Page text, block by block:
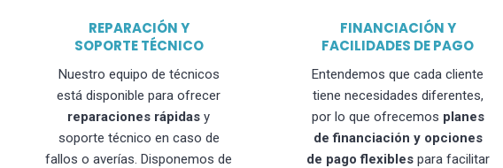
REPARACIÓN Y
SOPORTE TÉCNICO
Nuestro equipo de técnicos
está disponible para ofrecer
reparaciones rápidas y
soporte técnico en caso de
fallos o averías. Disponemos de
FINANCIACIÓN Y
FACILIDADES DE PAGO
Entendemos que cada cliente
tiene necesidades diferentes,
por lo que ofrecemos planes
de financiación y opciones
de pago flexiblespara facilitar